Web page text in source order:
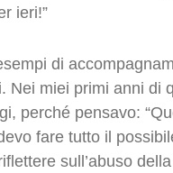
ieri!”
di
Nei miei primi anni di
perché pensavo:
fare tutto il
sull’abuso